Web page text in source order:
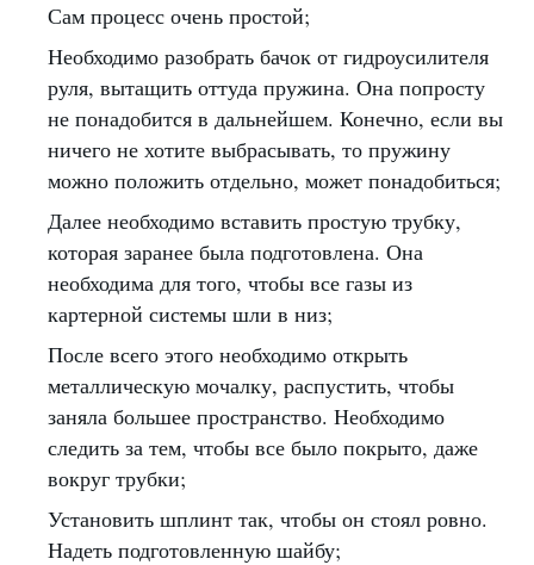
Сам процесс очень простой;
Необходимо разобрать бачок от гидроусилителя
руля, вытащить оттуда пружина. Она попросту
не понадобится в дальнейшем. Конечно, если вы
ничего не хотите выбрасывать, то пружину
можно положить отдельно, может понадобиться;
Далее необходимо вставить простую трубку,
которая заранее была подготовлена. Она
необходима для того, чтобы все газы из
картерной системы шли в низ;
После всего этого необходимо открыть
металлическую мочалку, распустить, чтобы
заняла большее пространство. Необходимо
следить за тем, чтобы все было покрыто, даже
вокруг трубки;
Установить шплинт так, чтобы он стоял ровно.
Надеть подготовленную шайбу;